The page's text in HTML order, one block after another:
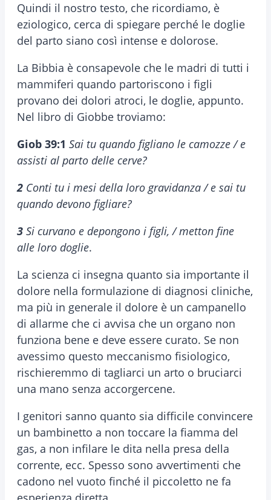
Quindi il nostro testo, che ricordiamo, è
eziologico, cerca di spiegare perché le doglie
del parto siano così intense e dolorose.
La Bibbia è consapevole che le madri di tutti i
mammiferi quando partoriscono i figli
provano dei dolori atroci, le doglie, appunto.
Nel libro di Giobbe troviamo:
Giob 39:1 Sai tu quando figliano le camozze / e
assisti al parto delle cerve?
2 Conti tu i mesi della loro gravidanza / e sai tu
quando devono figliare?
3 Si curvano e depongono i figli, / metton fine
alle loro doglie.
La scienza ci insegna quanto sia importante il
dolore nella formulazione di diagnosi cliniche,
ma più in generale il dolore è un campanello
di allarme che ci avvisa che un organo non
funziona bene e deve essere curato. Se non
avessimo questo meccanismo fisiologico,
rischieremmo di tagliarci un arto o bruciarci
una mano senza accorgercene.
I genitori sanno quanto sia difficile convincere
un bambinetto a non toccare la fiamma del
gas, a non infilare le dita nella presa della
corrente, ecc. Spesso sono avvertimenti che
cadono nel vuoto finché il piccoletto ne fa